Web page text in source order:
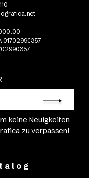
keine Neuigkeiten
zu verpassen!
01702990357